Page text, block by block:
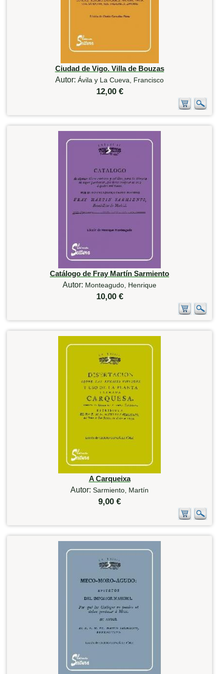
Ciudad de Vigo. Villa de Bouzas
Autor: Ávila y La Cueva, Francisco
12,00 €
Catálogo de Fray Martín Sarmiento
Autor: Monteagudo, Henrique
10,00 €
A Carqueixa
Autor: Sarmiento, Martín
9,00 €